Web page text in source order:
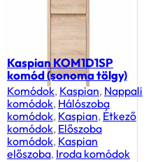
Kaspian KOM1D1SP
komód (sonoma tölgy)
Komódok, Kaspian, Nappali
komódok, Hálószoba
komódok, Kaspian, Étkező
komódok, Előszoba
komódok, Kaspian
előszoba, Iroda komódok